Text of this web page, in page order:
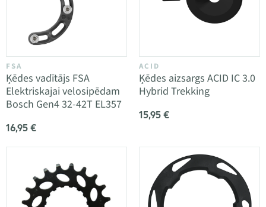
FSA
Ķēdes vadītājs FSA
Elektriskajai velosipēdam
Bosch Gen4 32-42T EL357
16,95 €
ACID
Ķēdes aizsargs ACID IC 3.0
Hybrid Trekking
15,95 €